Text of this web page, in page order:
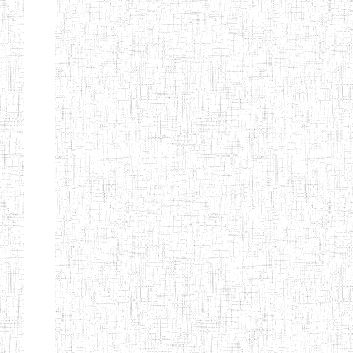
Etablissements
d'enseignement
secondaire
technique
et
professionnel
ESTP
Etablissements